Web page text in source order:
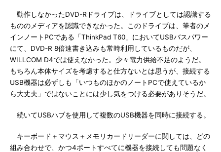
動作しなかったDVD-Rドライブは、ドライブとしては認識する
もののメディアを認識できなかった。このドライブは、筆者のメ
インノートPCである「ThinkPad T60」においてUSBバスパワー
にて、DVD-R 8倍速書き込みも常時利用しているものだが、
WILLCOM D4では使えなかった。少々電力供給不足のようだ。
もちろん本体サイズを考慮すると仕方ないとは思うが、接続する
USB機器は必ずしも「いつものほかのノートPCで使えているか
ら大丈夫」ではないことには少し気をつける必要がありそうだ。
続いてUSBハブを使用して複数のUSB機器を同時に接続する。
キーボード＋マウス＋メモリカードリーダーに関しては、どの
組み合わせで、かつ4ポートすべてに機器を接続しても問題なく